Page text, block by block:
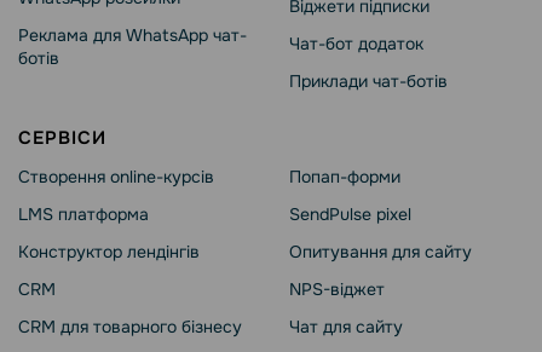
Реклама для WhatsApp чат-
ботів
Віджети підписки
Чат-бот додаток
Приклади чат-ботів
СЕРВІСИ
Створення online-курсів
LMS платформа
Конструктор лендінгів
CRM
CRM для товарного бізнесу
Попап-форми
SendPulse pixel
Опитування для сайту
NPS-віджет
Чат для сайту